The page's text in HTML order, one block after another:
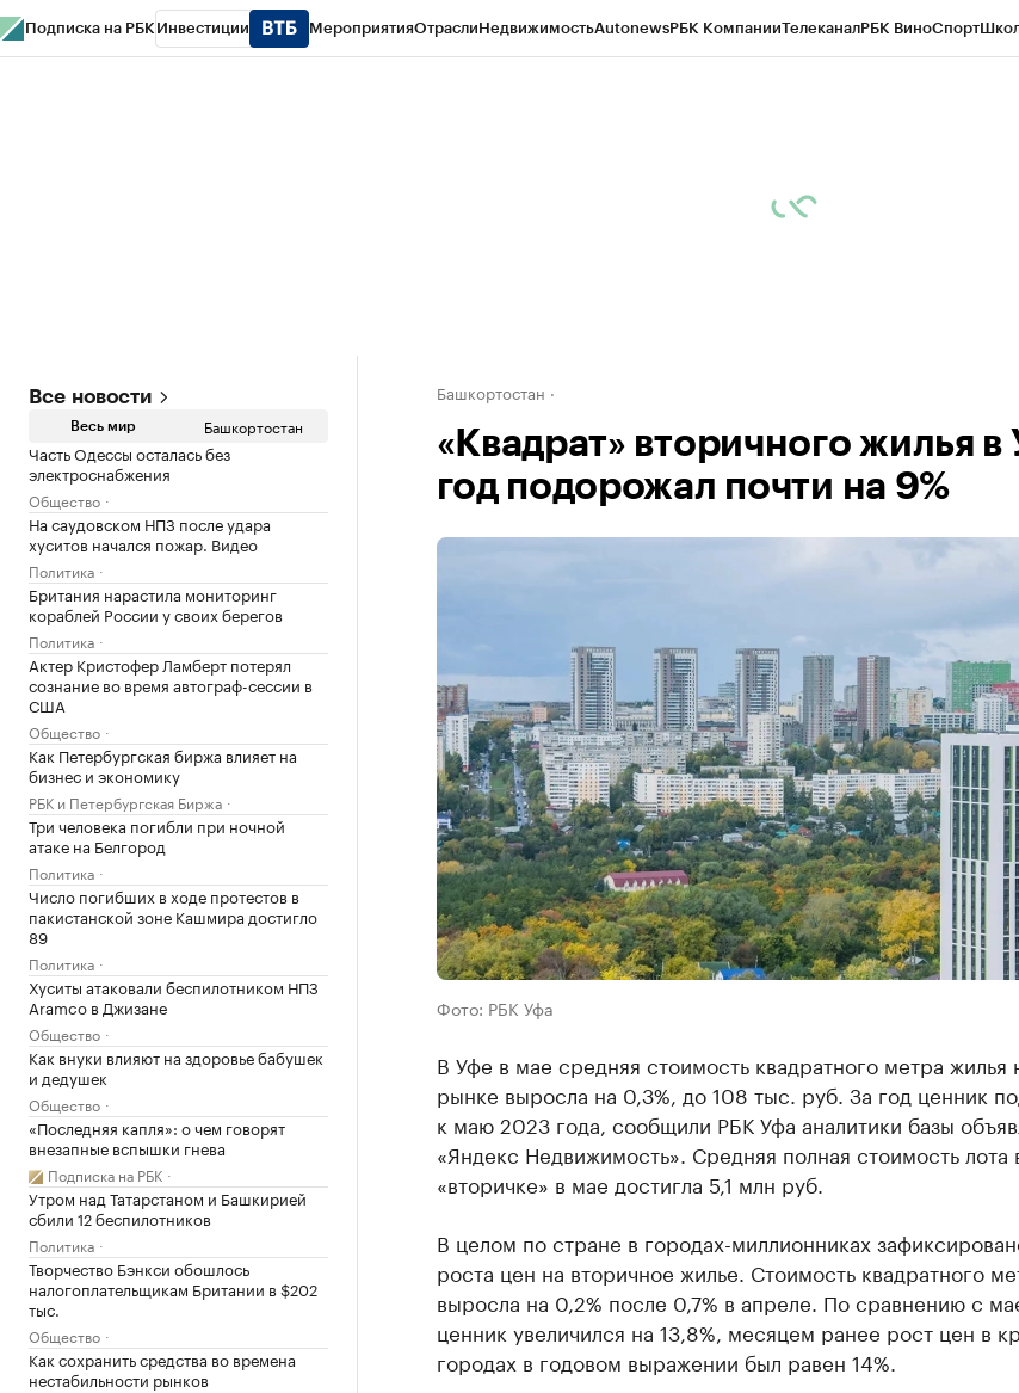
Подписка на РБК Инвестиции МероприятияОтраслиНедвижимостьAutonewsРБК КомпанииТелеканалРБК ВиноСпорт
Все новости
Весь мир Башкортостан
Часть Одессы осталась без
электроснабжения
Общество
На саудовском НПЗ после удара
хуситов начался пожар. Видео
Политика
Британия нарастила мониторинг
кораблей России у своих берегов
Политика
Актер Кристофер Ламберт потерял
сознание во время автограф-сессии в
США
Общество
Как Петербургская биржа влияет на
бизнес и экономику
РБК и Петербургская Биржа
Три человека погибли при ночной
атаке на Белгород
Политика
Число погибших в ходе протестов в
пакистанской зоне Кашмира достигло
89
Политика
Хуситы атаковали беспилотником НПЗ
Aramco в Джизане
Общество
Как внуки влияют на здоровье бабушек
и дедушек
Общество
«Последняя капля»: о чем говорят
внезапные вспышки гнева
Подписка на РБК
Утром над Татарстаном и Башкирией
сбили 12 беспилотников
Политика
Творчество Бэнкси обошлось
налогоплательщикам Британии в $202
тыс.
Общество
Как сохранить средства во времена
нестабильности рынков
Башкортостан
«Квадрат» вторичного жилья в
год подорожал почти на 9%
Фото: РБК Уфа
В Уфе в мае средняя стоимость квадратного метра жилья
рынке выросла на 0,3%, до 108 тыс. руб. За год ценник
к маю 2023 года, сообщили РБК Уфа аналитики базы
«Яндекс Недвижимость». Средняя полная стоимость лота
«вторичке» в мае достигла 5,1 млн руб.
В целом по стране в городах-миллионниках
роста цен на вторичное жилье. Стоимость квадратного
выросла на 0,2% после 0,7% в апреле. По сравнению с
ценник увеличился на 13,8%, месяцем ранее рост цен в
городах в годовом выражении был равен 14%.